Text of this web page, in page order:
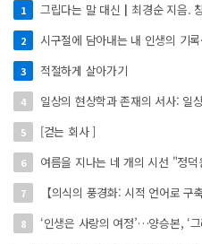
1 그립다는 말 대신┃최경순 지음.
2 시구절에 담아내는 내 인생의 기
3 적절하게 살아가기
4 일상의 현상학과 존재의 서사: 일
5 [걷는 회사 ]
6 여름을 지나는 네 개의 시선 "정
7 【의식의 풍경화: 시적 언어로 구
8 ‘인생은 사랑의 여정’…양승본, ‘